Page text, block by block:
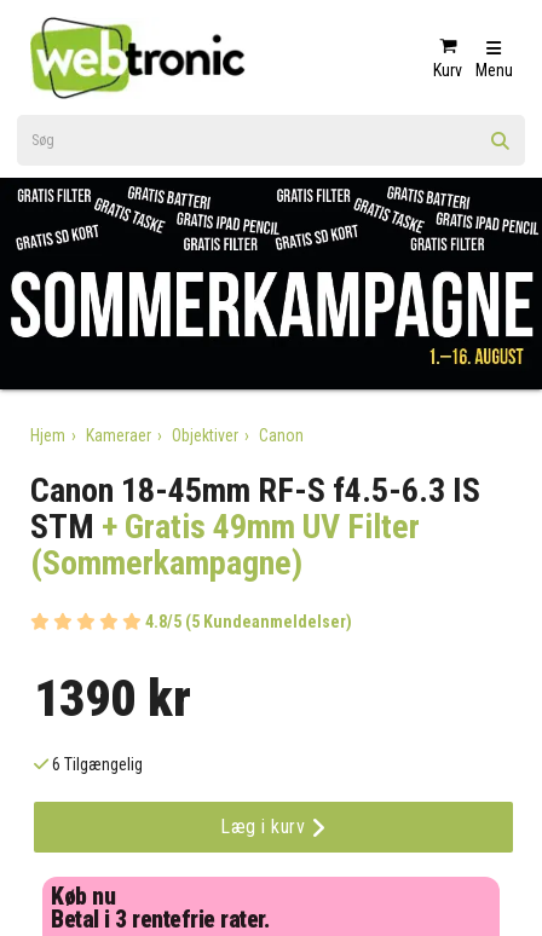
Kurv Menu
Hjem Kameraer Objektiver Canon
Canon 18-45mm RF-S f4.5-6.3 IS
STM + Gratis 49mm UV Filter
(Sommerkampagne)
4.8/5 (5 Kundeanmeldelser)
1390 kr
6 Tilgængelig
Læg i kurv
Køb nu
Betal i 3 rentefrie rater.